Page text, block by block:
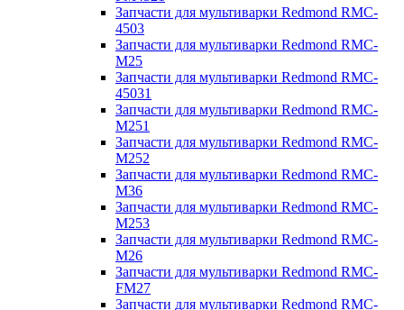
Запчасти для мультиварки Redmond RMC-
4503
Запчасти для мультиварки Redmond RMC-
M25
Запчасти для мультиварки Redmond RMC-
45031
Запчасти для мультиварки Redmond RMC-
M251
Запчасти для мультиварки Redmond RMC-
M252
Запчасти для мультиварки Redmond RMC-
M36
Запчасти для мультиварки Redmond RMC-
M253
Запчасти для мультиварки Redmond RMC-
M26
Запчасти для мультиварки Redmond RMC-
FM27
Запчасти для мультиварки Redmond RMC-